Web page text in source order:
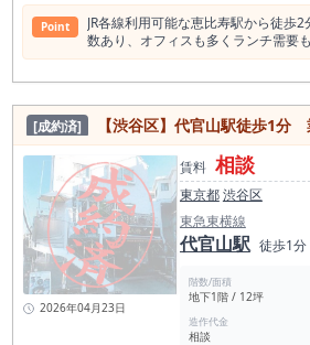
Point
JR各線利用可能な恵比寿駅から徒歩
数あり、オフィスも多くランチ需要
[成約済] 【渋谷区】代官山駅徒歩1分 業態相
2026年04月23日
賃料 相談
東京都渋谷区
東急東横線
代官山駅 徒歩1分
階数/面積
地下1階 / 12坪
造作代金
相談